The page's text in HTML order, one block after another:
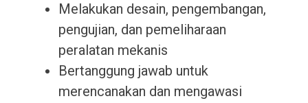
Melakukan desain, pengembangan,
pengujian, dan pemeliharaan
peralatan mekanis
Bertanggung jawab untuk
merencanakan dan mengawasi